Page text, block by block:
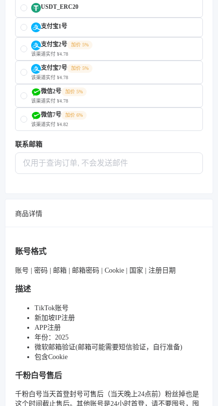
USDT_ERC20
支付宝1号
支付宝2号
加价 5%
该渠道实付 ¥4.78
支付宝7号
加价 5%
该渠道实付 ¥4.78
微信2号
加价 5%
该渠道实付 ¥4.78
微信7号
加价 6%
该渠道实付 ¥4.82
联系邮箱
商品详情
账号格式
账号 | 密码 | 邮箱 | 邮箱密码 | Cookie | 国家 | 注册日期
描述
TikTok账号
新加坡IP注册
APP注册
年份：2025
微软邮箱验证(邮箱可能需要短信验证，自行准备)
包含Cookie
千粉白号售后
千粉白号当天首登封号可售后（当天晚上24点前）粉丝掉也是
这个时间截止售后。其他账号是24小时首登，请不要囤号，囤